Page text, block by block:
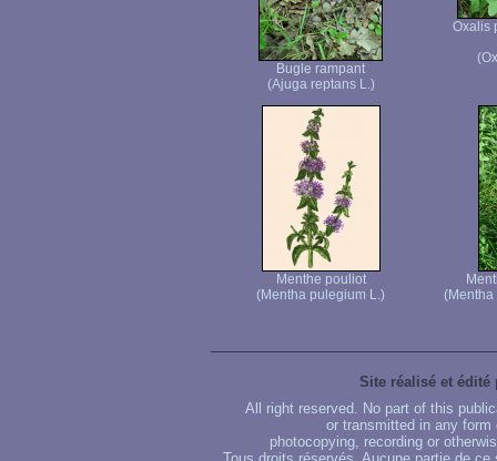
Bugle rampant
(Ajuga reptans L.)
Oxalis
Menthe pouliot
(Mentha pulegium L.)
Site réalisé et édité
All right reserved. No part of this
or transmitted in any
photocopying, recording or